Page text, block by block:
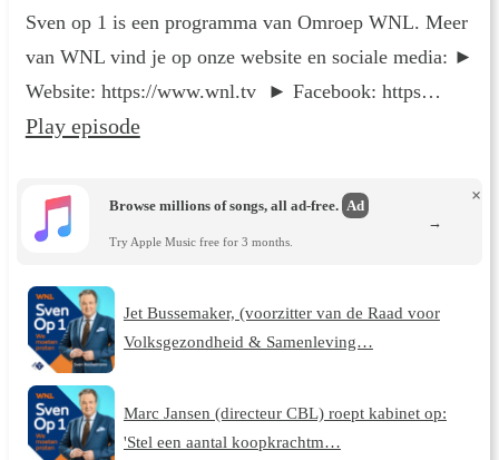
Sven op 1 is een programma van Omroep WNL. Meer
van WNL vind je op onze website en sociale media: ►
Website: https://www.wnl.tv ► Facebook: https…
Play episode
Browse millions of songs, all ad-free. Ad
Try Apple Music free for 3 months.
×
→
Jet Bussemaker, (voorzitter van de Raad voor
Volksgezondheid & Samenleving…
Marc Jansen (directeur CBL) roept kabinet op:
'Stel een aantal koopkrachtm…